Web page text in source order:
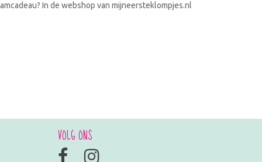
In de webshop van mijneersteklompjes.nl
VOLG ONS